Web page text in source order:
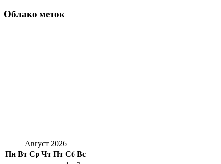
Облако меток
Август 2026
Пн Вт Ср Чт Пт Сб Вс